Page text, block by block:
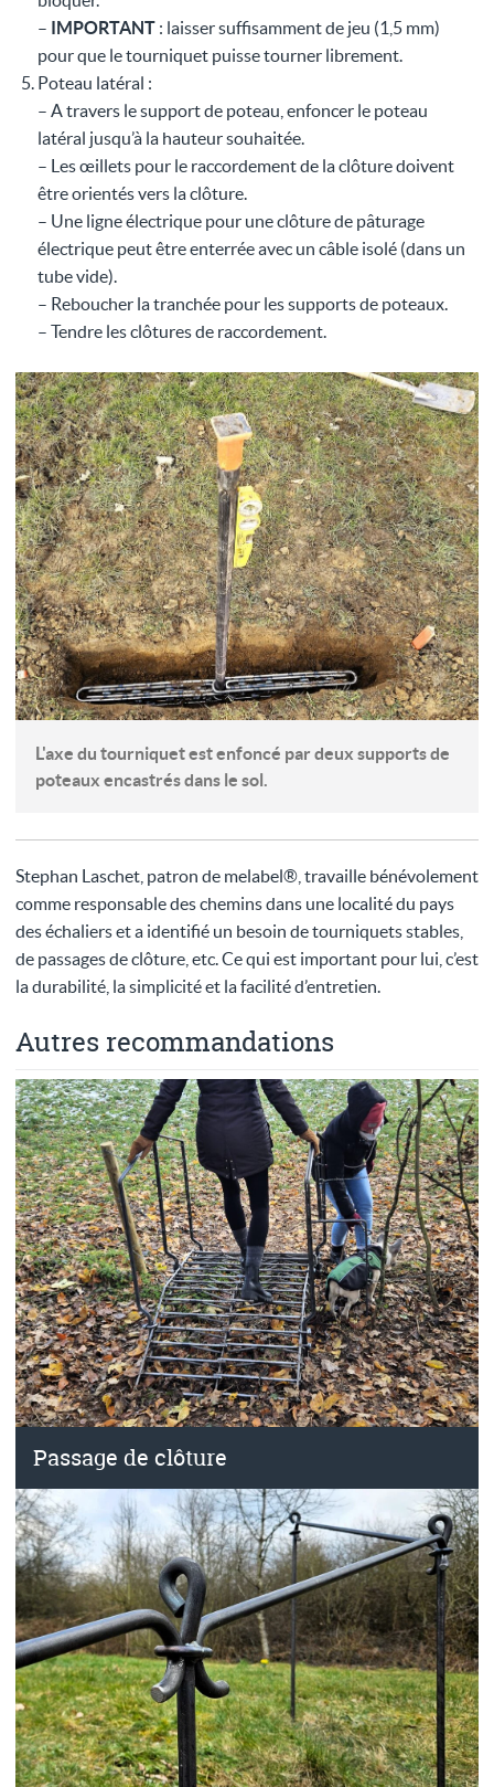
–
IMPORTANT : laisser suffisamment de jeu (1,5 mm)
pour que le tourniquet puisse tourner librement.
Poteau latéral :
– A travers le support de poteau, enfoncer le poteau
latéral jusqu’à la hauteur souhaitée.
– Les œillets pour le raccordement de la clôture doivent
être orientés vers la clôture.
– Une ligne électrique pour une clôture de pâturage
électrique peut être enterrée avec un câble isolé (dans un
tube vide).
– Reboucher la tranchée pour les supports de poteaux.
– Tendre les clôtures de raccordement.
L'axe du tourniquet est enfoncé par deux supports de
poteaux encastrés dans le sol.
Stephan Laschet, patron de melabel®, travaille bénévolement
comme responsable des chemins dans une localité du pays
des échaliers et a identifié un besoin de tourniquets stables,
de passages de clôture, etc. Ce qui est important pour lui, c’est
la durabilité, la simplicité et la facilité d’entretien.
Autres recommandations
Passage de clôture